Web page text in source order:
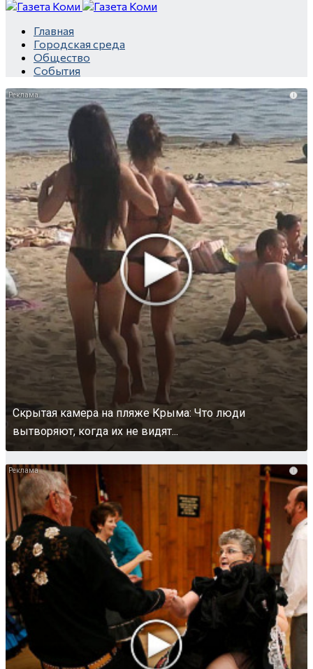
Главная
Городская среда
Общество
События
i
Скрытая камера на пляже Крыма: Что люди
вытворяют, когда их не видят...
i